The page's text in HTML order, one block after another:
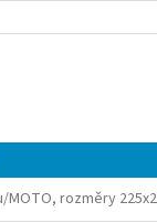
CFMOTO A
rozměry